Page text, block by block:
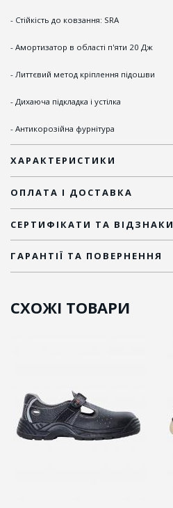
- Стійкість до ковзання: SRA
- Амортизатор в області п'яти 20 Дж
- Литтєвий метод кріплення підошви
- Дихаюча підкладка і устілка
- Антикорозійна фурнітура
ХАРАКТЕРИСТИКИ
ОПЛАТА І ДОСТАВКА
СЕРТИФІКАТИ ТА ВІДЗНАКИ
ГАРАНТІЇ ТА ПОВЕРНЕННЯ
СХОЖІ ТОВАРИ